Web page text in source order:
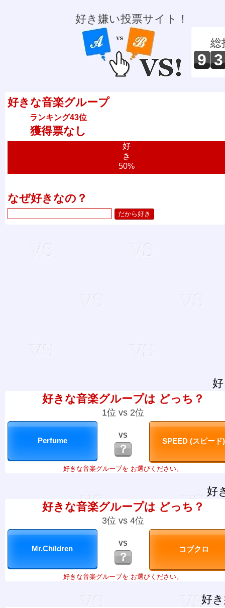
好き嫌い投票サイト！
総
9 3
好きな音楽グループ
ランキング43位
獲得票なし
好
き
50%
なぜ好きなの？
好きな音楽グループは どっち？
1位 vs 2位
VS
？
好きな音楽グループを お選びください。
好
好きな音楽グループは どっち？
3位 vs 4位
VS
？
好きな音楽グループを お選びください。
好